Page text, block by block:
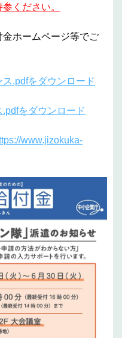
ください。
ホームページ等でご
.pdfをダウンロード
をダウンロード
www.jizokuka-